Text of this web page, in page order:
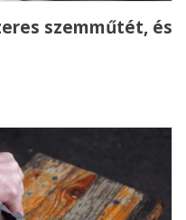
szemműtét, és